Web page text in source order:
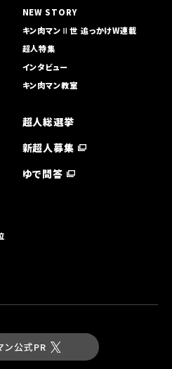
NEW STORY
キン肉マンⅡ世 追っかけW連載
超人特集
インタビュー
キン肉マン教室
超人総選挙
新超人募集
ゆで問答
ン公式PR